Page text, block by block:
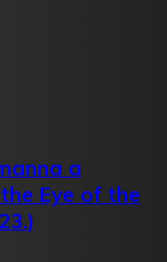
a
Eye of the